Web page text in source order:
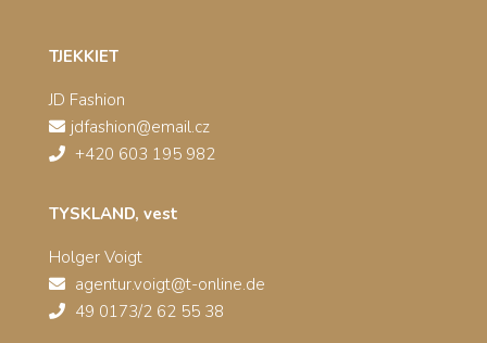
TJEKKIET
JD Fashion
jdfashion@email.cz
+420 603 195 982
TYSKLAND, vest
Holger Voigt
agentur.voigt@t-online.de
49 0173/2 62 55 38